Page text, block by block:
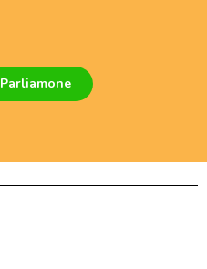
Parliamone